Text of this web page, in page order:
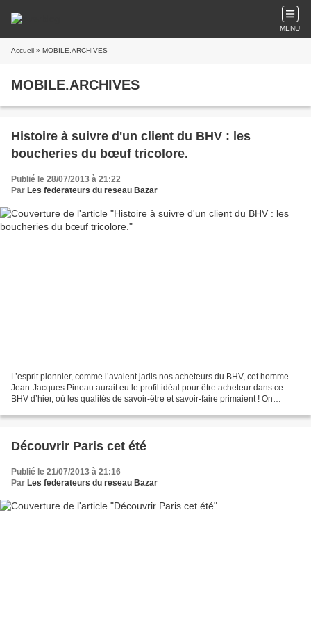
MENU
Accueil » MOBILE.ARCHIVES
MOBILE.ARCHIVES
Histoire à suivre d'un client du BHV : les
boucheries du bœuf tricolore.
Publié le 28/07/2013 à 21:22
Par Les federateurs du reseau Bazar
L’esprit pionnier, comme l’avaient jadis nos acheteurs du BHV, cet homme
Jean-Jacques Pineau aurait eu le profil idéal pour être acheteur dans ce
BHV d’hier, où les qualités de savoir-être et savoir-faire primaient ! On
Découvrir Paris cet été
Publié le 21/07/2013 à 21:16
Par Les federateurs du reseau Bazar